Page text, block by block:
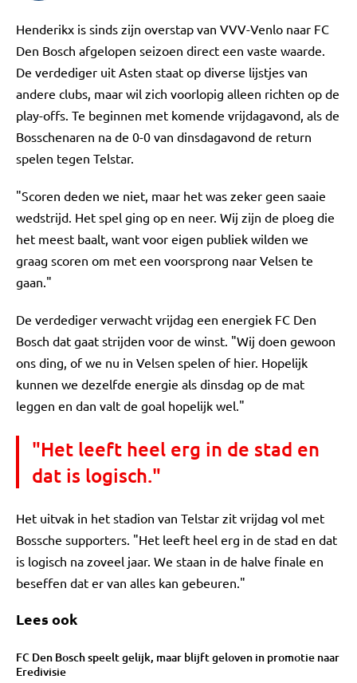
Henderikx is sinds zijn overstap van VVV-Venlo naar FC
Den Bosch afgelopen seizoen direct een vaste waarde.
De verdediger uit Asten staat op diverse lijstjes van
andere clubs, maar wil zich voorlopig alleen richten op de
play-offs. Te beginnen met komende vrijdagavond, als de
Bosschenaren na de 0-0 van dinsdagavond de return
spelen tegen Telstar.
"Scoren deden we niet, maar het was zeker geen saaie
wedstrijd. Het spel ging op en neer. Wij zijn de ploeg die
het meest baalt, want voor eigen publiek wilden we
graag scoren om met een voorsprong naar Velsen te
gaan."
De verdediger verwacht vrijdag een energiek FC Den
Bosch dat gaat strijden voor de winst. "Wij doen gewoon
ons ding, of we nu in Velsen spelen of hier. Hopelijk
kunnen we dezelfde energie als dinsdag op de mat
leggen en dan valt de goal hopelijk wel."
"Het leeft heel erg in de stad en
dat is logisch."
Het uitvak in het stadion van Telstar zit vrijdag vol met
Bossche supporters. "Het leeft heel erg in de stad en dat
is logisch na zoveel jaar. We staan in de halve finale en
beseffen dat er van alles kan gebeuren."
Lees ook
FC Den Bosch speelt gelijk, maar blijft geloven in promotie naar
Eredivisie